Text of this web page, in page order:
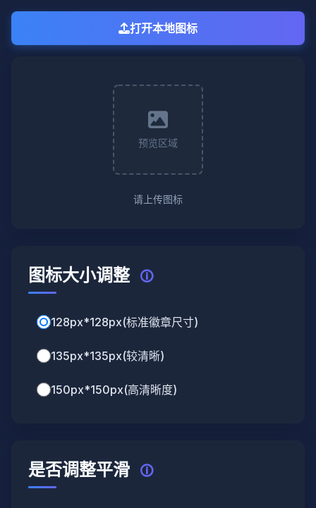
打开本地图标
预览区域
请上传图标
图标大小调整 🛈
128px*128px(标准徽章尺寸)
135px*135px(较清晰)
150px*150px(高清晰度)
是否调整平滑 🛈